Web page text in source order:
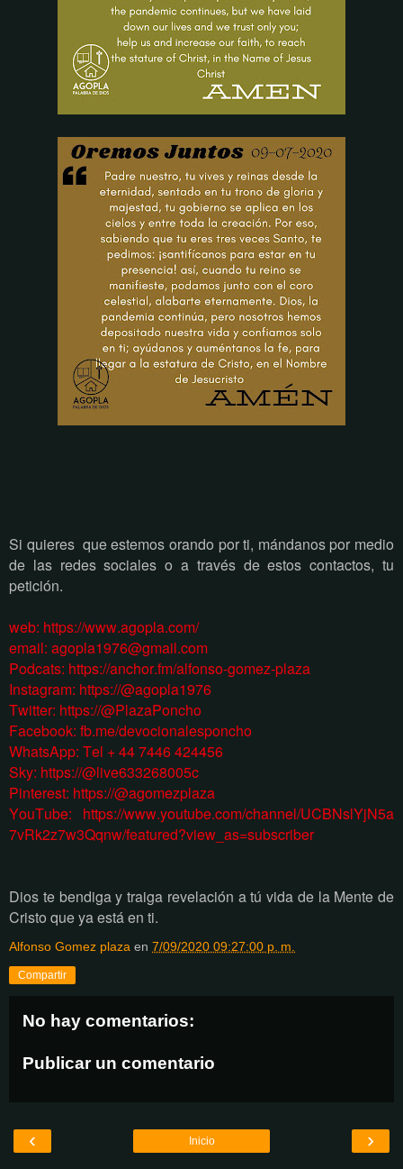
Si quieres que estemos orando por ti, mándanos por medio
de las redes sociales o a través de estos contactos, tu
petición.
web: https://www.agopla.com/
email: agopla1976@gmail.com
Podcats: https://anchor.fm/alfonso-gomez-plaza
Instagram: https://@agopla1976
Twitter: https://@PlazaPoncho
Facebook: fb.me/devocionalesponcho
WhatsApp: Tel + 44 7446 424456
Sky: https://@live633268005c
Pinterest: https://@agomezplaza
YouTube: https://www.youtube.com/channel/UCBNslYjN5a
7vRk2z7w3Qqnw/featured?view_as=subscriber
Dios te bendiga y traiga revelación a tú vida de la Mente de
Cristo que ya está en ti.
Alfonso Gomez plaza en 7/09/2020 09:27:00 p. m.
Compartir
No hay comentarios:
Publicar un comentario
‹ ›
Inicio